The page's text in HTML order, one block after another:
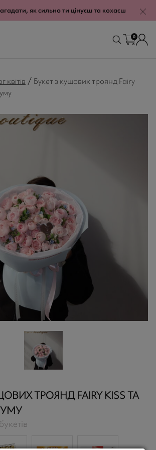
як сильно ти цінуєш та кохаєш
0
квітів / Букет з кущових троянд Fairy
ТРОЯНД FAIRY KISS ТА